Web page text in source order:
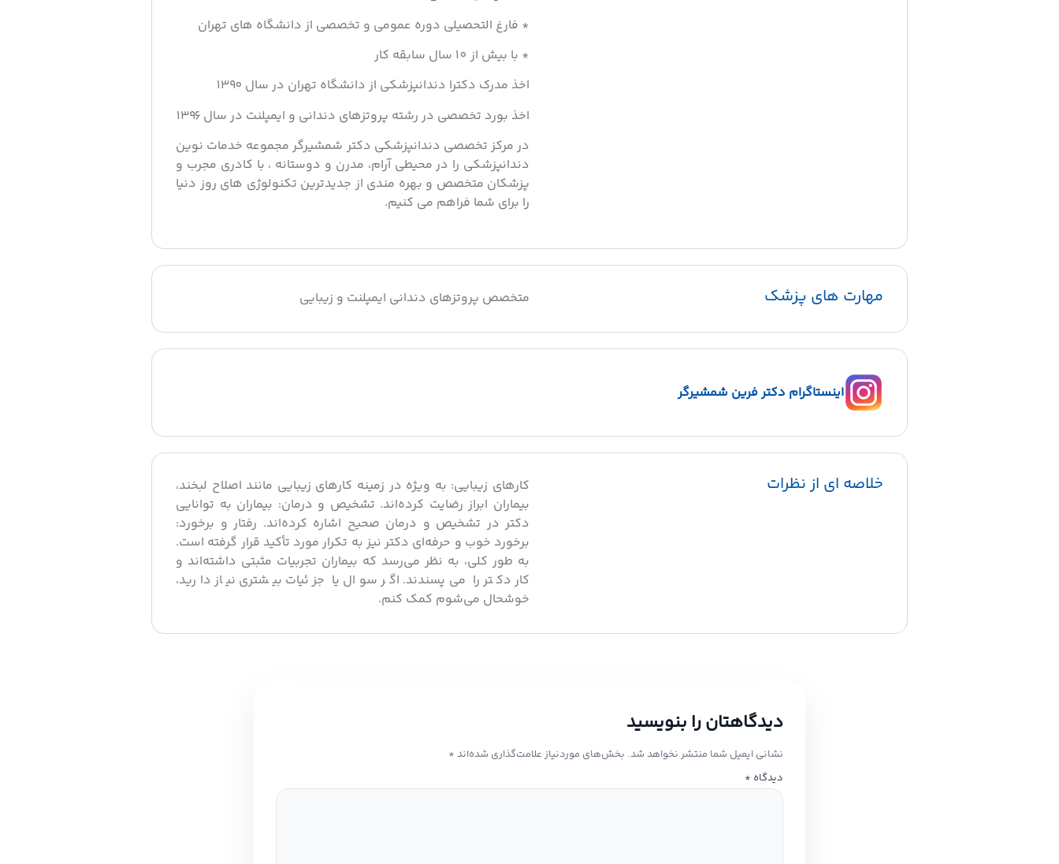
* فارغ التحصیلی دوره عمومی و تخصصی از دانشگاه های تهران
* با بیش از ١٠ سال سابقه کار
اخذ مدرک دکترا دندانپزشکی از دانشگاه تهران در سال ١٣٩٠
اخذ بورد تخصصی در رشته پروتزهای دندانی و ایمپلنت در سال ١٣٩٦
در مرکز تخصصی دندانپزشکی دکتر شمشیرگر مجموعه خدمات نوین
دندانپزشکی را در محیطی آرام، مدرن و دوستانه ، با کادری مجرب و
پزشکان متخصص و بهره مندی از جدیدترین تکنولوژی های روز دنیا
را برای شما فراهم می کنیم.
مهارت های پزشک متخصص پروتزهای دندانی ایمپلنت و زیبایی
اینستاگرام دکتر فرین شمشیرگر
خلاصه ای از نظرات
کارهای زیبایی: به ویژه در زمینه کارهای زیبایی مانند اصلاح لبخند،
بیماران ابراز رضایت کرده‌اند. تشخیص و درمان: بیماران به توانایی
دکتر در تشخیص و درمان صحیح اشاره کرده‌اند. رفتار و برخورد:
برخورد خوب و حرفه‌ای دکتر نیز به تکرار مورد تأکید قرار گرفته است.
به طور کلی، به نظر می‌رسد که بیماران تجربیات مثبتی داشته‌اند و
کار دکتر را می‌پسندند. اگر سوال یا جزئیات بیشتری نیاز دارید،
خوشحال می‌شوم کمک کنم.
دیدگاهتان را بنویسید
نشانی ایمیل شما منتشر نخواهد شد. بخش‌های موردنیاز علامت‌گذاری شده‌اند *
دیدگاه *